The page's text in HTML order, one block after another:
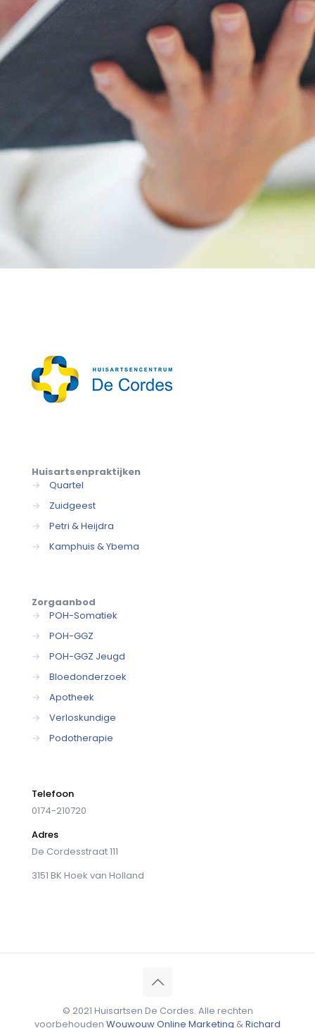
Huisartsenpraktijken
→
Quartel
→
Zuidgeest
→
Petri & Heijdra
→
Kamphuis & Ybema
Zorgaanbod
→
POH-Somatiek
→
POH-GGZ
→
POH-GGZ Jeugd
→
Bloedonderzoek
→
Apotheek
→
Verloskundige
→
Podotherapie
Telefoon
0174-210720
Adres
De Cordesstraat 111
3151 BK Hoek van Holland
© 2021 Huisartsen De Cordes. Alle rechten
voorbehouden Wouwouw Online Marketing &Richard